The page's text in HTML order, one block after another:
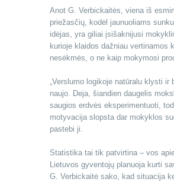
Anot G. Verbickaitės, viena iš
priežasčių, kodėl jaunuoliams
idėjas, yra giliai įsišaknijusi
kurioje klaidos dažniau vertinamos
nesėkmės, o ne kaip mokymosi
„Verslumo logikoje natūralu klysti ir
naujo. Deja, šiandien daugelis
saugios erdvės eksperimentuoti,
motyvacija slopsta dar mokyklos
pastebi ji.
Statistika tai tik patvirtina – vos
Lietuvos gyventojų planuoja kurti
G. Verbickaitė sako, kad situacija